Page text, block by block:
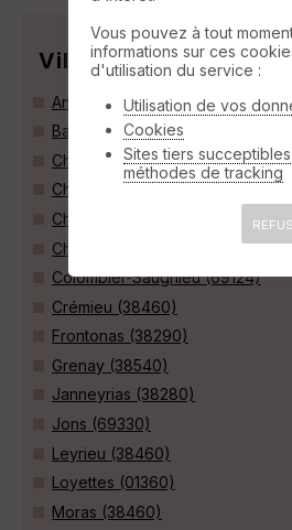
Villes
Anthon (38280)
Balan (01360)
Chamagnieu (38460)
Charvieu-Chavagneux (38230)
Chavanoz (38230)
Chozeau (38460)
Colombier-Saugnieu (69124)
Crémieu (38460)
Frontonas (38290)
Grenay (38540)
Janneyrias (38280)
Jons (69330)
Leyrieu (38460)
Loyettes (01360)
Moras (38460)
Vous pouvez à tout
informations sur ces
d'utilisation du service :
Utilisation de vos
Cookies
Sites tiers
méthodes de tracking